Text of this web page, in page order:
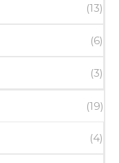
(13)
(6)
(3)
(19)
(4)